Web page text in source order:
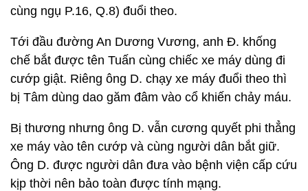
cùng ngụ P.16, Q.8) đuổi theo.
Tới đầu đường An Dương Vương, anh Đ. khống
chế bắt được tên Tuấn cùng chiếc xe máy dùng đi
cướp giật. Riêng ông D. chạy xe máy đuổi theo thì
bị Tâm dùng dao găm đâm vào cổ khiến chảy máu.
Bị thương nhưng ông D. vẫn cương quyết phi thẳng
xe máy vào tên cướp và cùng người dân bắt giữ.
Ông D. được người dân đưa vào bệnh viện cấp cứu
kịp thời nên bảo toàn được tính mạng.